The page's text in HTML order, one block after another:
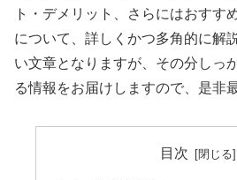
ト・デメリット、さらにはおすす
について、詳しくかつ多角的に解
い文章となりますが、その分しっ
る情報をお届けしますので、是非
目次